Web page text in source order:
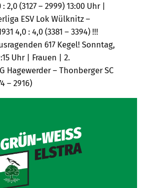
2,0 (3127 – 2999) 13:00 Uhr |
ESV Lok Wülknitz –
4,0 : 4,0 (3381 – 3394) !!!
617 Kegel! Sonntag,
Uhr | Frauen | 2.
Hagewerder – Thonberger SC
– 2916)